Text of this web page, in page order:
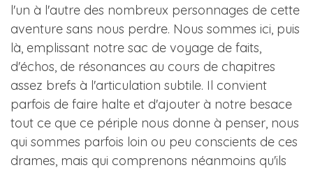
l'un à l'autre des nombreux personnages de cette
aventure sans nous perdre. Nous sommes ici, puis
là, emplissant notre sac de voyage de faits,
d'échos, de résonances au cours de chapitres
assez brefs à l'articulation subtile. Il convient
parfois de faire halte et d'ajouter à notre besace
tout ce que ce périple nous donne à penser, nous
qui sommes parfois loin ou peu conscients de ces
drames, mais qui comprenons néanmoins qu'ils